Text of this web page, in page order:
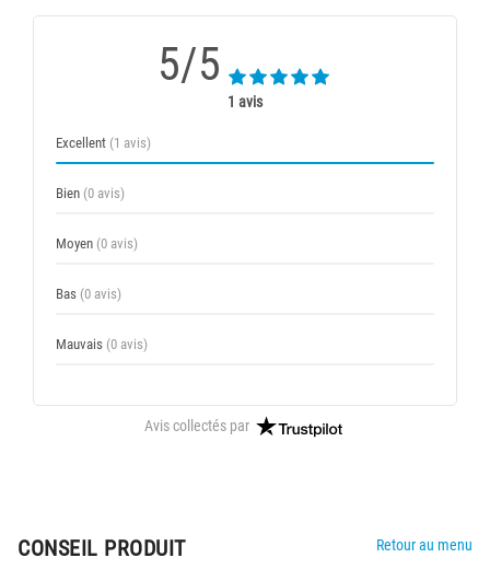
5/5
1 avis
Excellent (1 avis)
Bien (0 avis)
Moyen (0 avis)
Bas (0 avis)
Mauvais (0 avis)
Avis collectés par
CONSEIL PRODUIT Retour au menu